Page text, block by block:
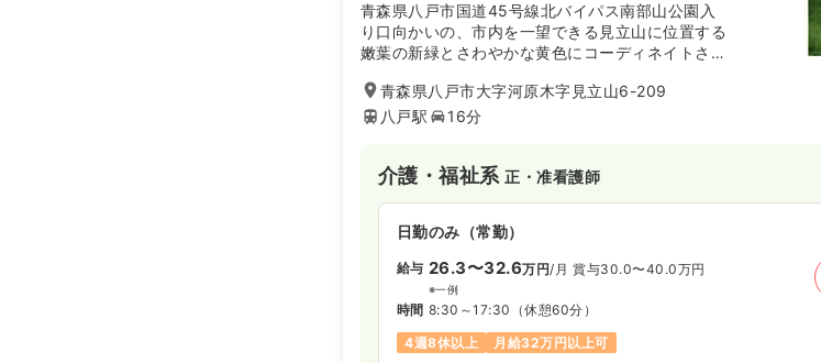
青森県八戸市国道45号線北バイパス南部山公園入
り口向かいの、市内を一望できる見立山に位置する
嫩葉の新緑とさわやかな黄色にコーディネイトされ
リハビリパークえんぶり物語は、次の6つの事業所
で構成されています。また同院では毎年恒例の夏祭
をご用意して皆様のご来所をお待ち致しておりま
す。
青森県八戸市大字河原木字見立山6-209
八戸駅
16分
介護・福祉系正・准看護師
日勤のみ（常勤）
給与 26.3〜32.6万円/月 賞与30.0〜40.0万円
※一例
時間 8:30～17:30 （休憩60分）
4週8休以上
月給32万円以上可